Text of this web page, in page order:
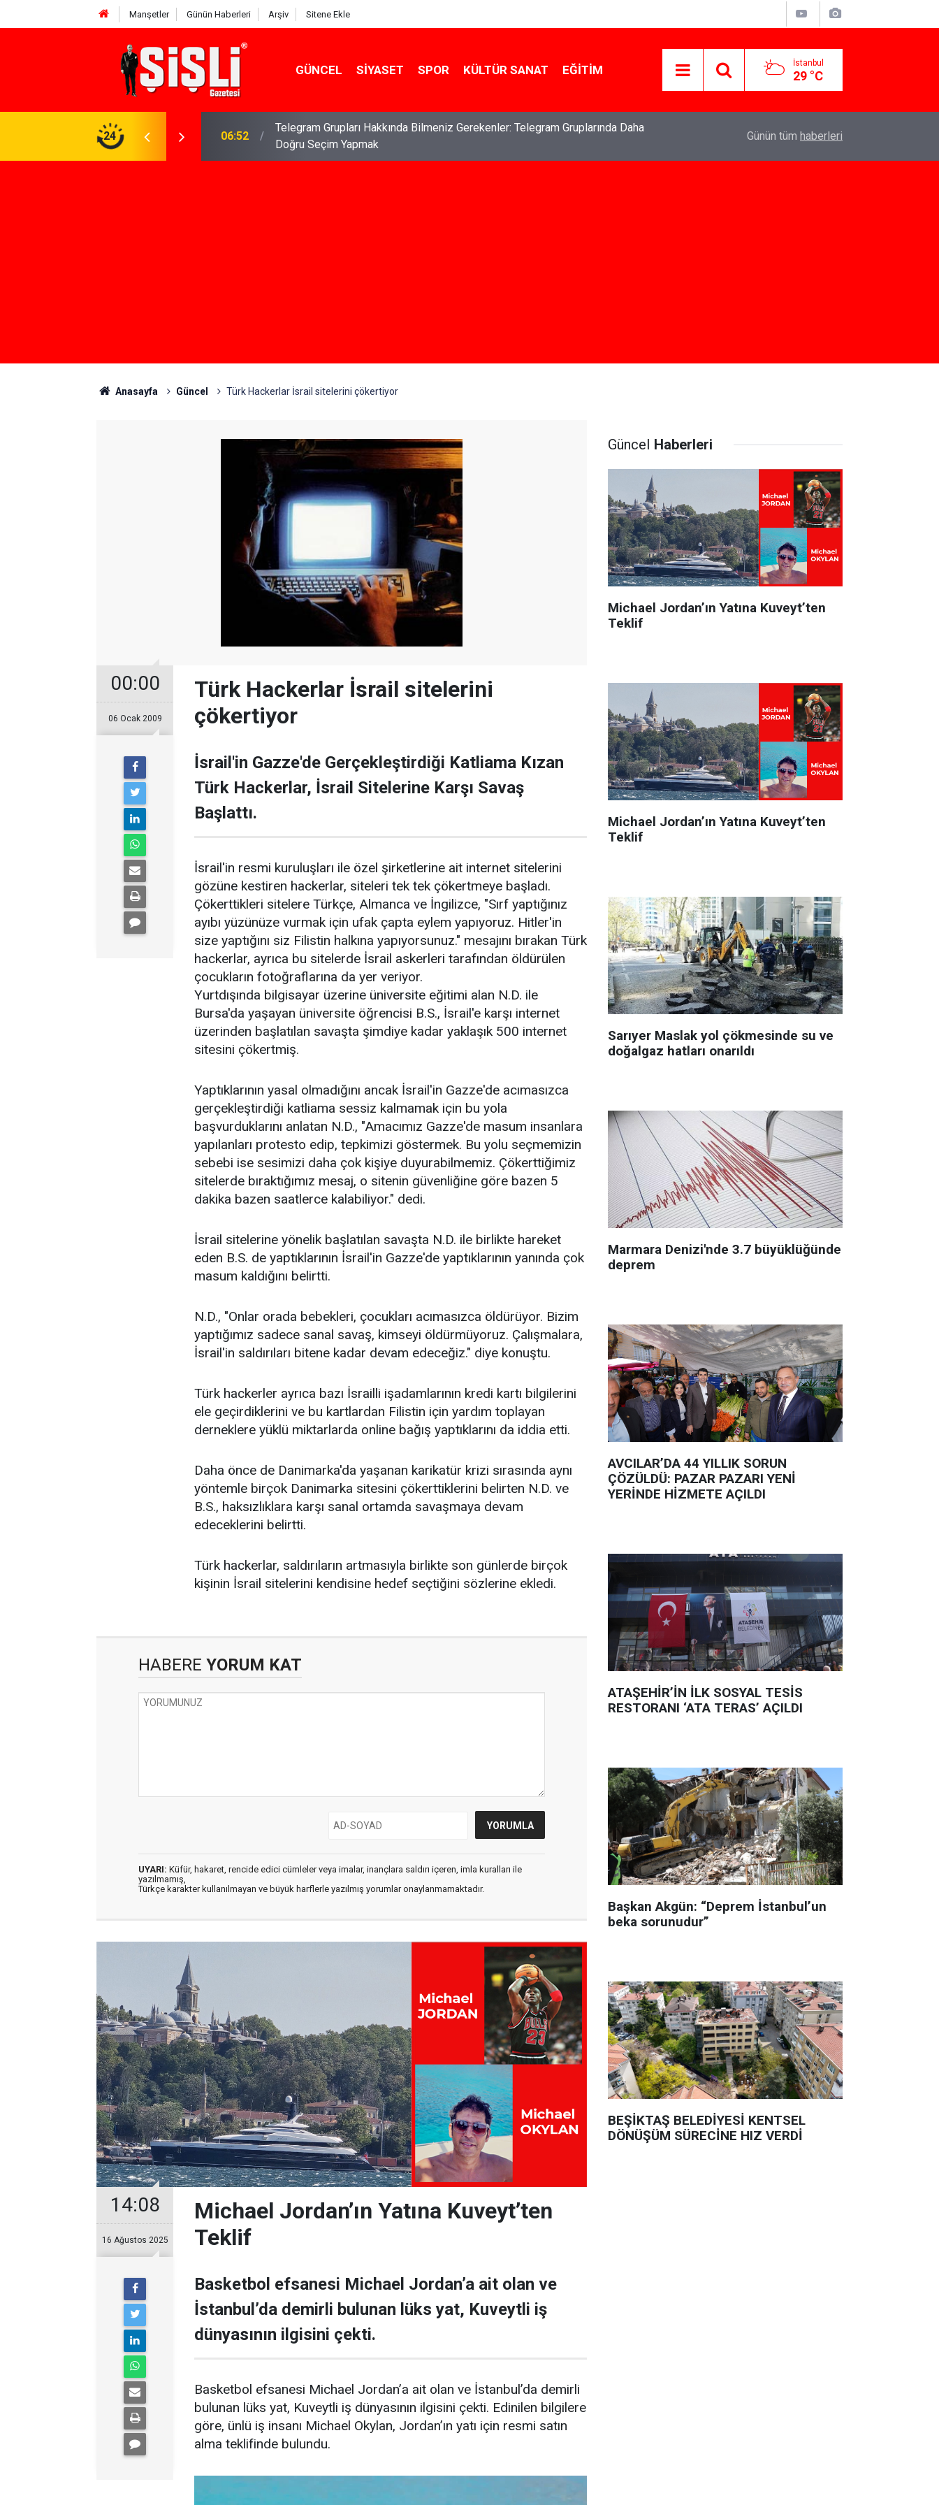
Manşetler Günün Haberleri Arşiv Sitene Ekle
GÜNCEL SIYASET SPOR KÜLTÜR SANAT EĞITIM İstanbul
29 °C
24
Gerekenler: Telegram Gruplarında Daha
04:43 İş Davaları: Haklarınızı Bilmek ve Koruma Altına Almak Özlem Drahyalı Kimdir, Nereli ve Kaç
Günün tüm haberleri
Anasayfa Güncel Türk Hackerlar İsrail sitelerini çökertiyor
00:00
06 Ocak 2009
Türk Hackerlar İsrail sitelerini
çökertiyor
İsrail'in Gazze'de Gerçekleştirdiği Katliama Kızan
Türk Hackerlar, İsrail Sitelerine Karşı Savaş
Başlattı.
İsrail'in resmi kuruluşları ile özel şirketlerine ait internet sitelerini
gözüne kestiren hackerlar, siteleri tek tek çökertmeye başladı.
Çökerttikleri sitelere Türkçe, Almanca ve İngilizce, "Sırf yaptığınız
ayıbı yüzünüze vurmak için ufak çapta eylem yapıyoruz. Hitler'in
size yaptığını siz Filistin halkına yapıyorsunuz." mesajını bırakan Türk
hackerlar, ayrıca bu sitelerde İsrail askerleri tarafından öldürülen
çocukların fotoğraflarına da yer veriyor.
Yurtdışında bilgisayar üzerine üniversite eğitimi alan N.D. ile
Bursa'da yaşayan üniversite öğrencisi B.S., İsrail'e karşı internet
üzerinden başlatılan savaşta şimdiye kadar yaklaşık 500 internet
sitesini çökertmiş.
Yaptıklarının yasal olmadığını ancak İsrail'in Gazze'de acımasızca
gerçekleştirdiği katliama sessiz kalmamak için bu yola
başvurduklarını anlatan N.D., "Amacımız Gazze'de masum insanlara
yapılanları protesto edip, tepkimizi göstermek. Bu yolu seçmemizin
sebebi ise sesimizi daha çok kişiye duyurabilmemiz. Çökerttiğimiz
sitelerde bıraktığımız mesaj, o sitenin güvenliğine göre bazen 5
dakika bazen saatlerce kalabiliyor." dedi.
İsrail sitelerine yönelik başlatılan savaşta N.D. ile birlikte hareket
eden B.S. de yaptıklarının İsrail'in Gazze'de yaptıklarının yanında çok
masum kaldığını belirtti.
N.D., "Onlar orada bebekleri, çocukları acımasızca öldürüyor. Bizim
yaptığımız sadece sanal savaş, kimseyi öldürmüyoruz. Çalışmalara,
İsrail'in saldırıları bitene kadar devam edeceğiz." diye konuştu.
Türk hackerler ayrıca bazı İsrailli işadamlarının kredi kartı bilgilerini
ele geçirdiklerini ve bu kartlardan Filistin için yardım toplayan
derneklere yüklü miktarlarda online bağış yaptıklarını da iddia etti.
Daha önce de Danimarka'da yaşanan karikatür krizi sırasında aynı
yöntemle birçok Danimarka sitesini çökerttiklerini belirten N.D. ve
B.S., haksızlıklara karşı sanal ortamda savaşmaya devam
edeceklerini belirtti.
Türk hackerlar, saldırıların artmasıyla birlikte son günlerde birçok
kişinin İsrail sitelerini kendisine hedef seçtiğini sözlerine ekledi.
HABERE YORUM KAT
UYARI: Küfür, hakaret, rencide edici cümleler veya imalar, inançlara saldırı içeren, imla kuralları ile
yazılmamış,
Türkçe karakter kullanılmayan ve büyük harflerle yazılmış yorumlar onaylanmamaktadır.
14:08
16 Ağustos 2025
Michael Jordan’ın Yatına Kuveyt’ten
Teklif
Basketbol efsanesi Michael Jordan’a ait olan ve
İstanbul’da demirli bulunan lüks yat, Kuveytli iş
dünyasının ilgisini çekti.
Basketbol efsanesi Michael Jordan’a ait olan ve İstanbul’da demirli
bulunan lüks yat, Kuveytli iş dünyasının ilgisini çekti. Edinilen bilgilere
göre, ünlü iş insanı Michael Okylan, Jordan’ın yatı için resmi satın
alma teklifinde bulundu.
Güncel Haberleri
Michael Jordan’ın Yatına Kuveyt’ten
Teklif
Michael Jordan’ın Yatına Kuveyt’ten
Teklif
Sarıyer Maslak yol çökmesinde su ve
doğalgaz hatları onarıldı
Marmara Denizi'nde 3.7 büyüklüğünde
deprem
AVCILAR’DA 44 YILLIK SORUN
ÇÖZÜLDÜ: PAZAR PAZARI YENİ
YERİNDE HİZMETE AÇILDI
ATAŞEHİR’İN İLK SOSYAL TESİS
RESTORANI ‘ATA TERAS’ AÇILDI
Başkan Akgün: “Deprem İstanbul’un
beka sorunudur”
BEŞİKTAŞ BELEDİYESİ KENTSEL
DÖNÜŞÜM SÜRECİNE HIZ VERDİ